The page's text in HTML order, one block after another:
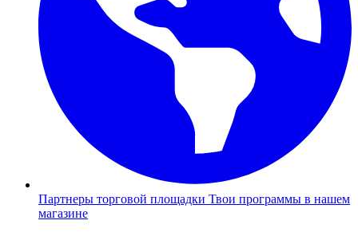
Партнеры торговой площадки Твои программы в нашем
магазине